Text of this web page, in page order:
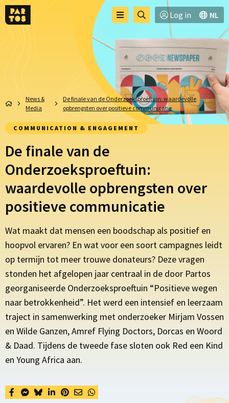
Toggle
searchpage
Log in NL
News &
Media
De finale van de Onderzoeksproeftuin: waardevolle
opbrengsten over positieve communicatie
COMMUNICATION & ENGAGEMENT
De finale van de
Onderzoeksproeftuin:
waardevolle opbrengsten over
positieve communicatie
Wat maakt dat mensen een boodschap als positief en
hoopvol ervaren? En wat voor een soort campagnes leidt
op termijn tot meer trouwe donateurs? Deze vragen
stonden het afgelopen jaar centraal in de door Partos
georganiseerde Onderzoeksproeftuin “Positieve wegen
naar betrokkenheid”. Het werd een intensief en leerzaam
traject in samenwerking met onderzoeker Mirjam Vossen
en Wilde Ganzen, Amref Flying Doctors, Dorcas en Woord
& Daad. Tijdens de tweede fase sloten ook Red een Kind
en Young Africa aan.